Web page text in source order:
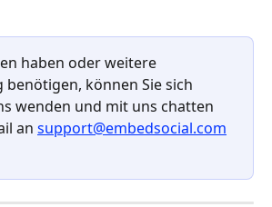
haben oder weitere
können Sie sich
wenden und mit uns chatten
an support@embedsocial.com